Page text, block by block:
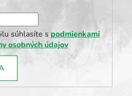
súhlasíte spodmienkami
osobných údajov